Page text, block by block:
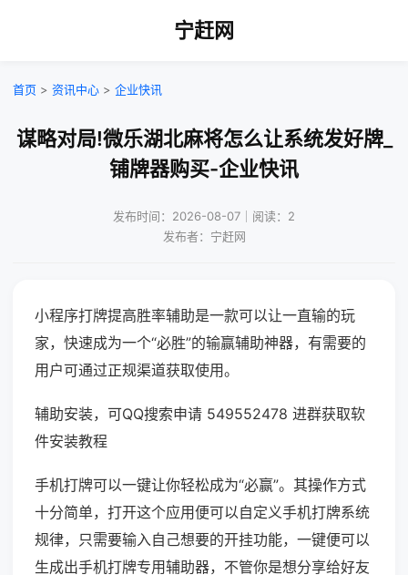
宁赶网
首页 > 资讯中心 > 企业快讯
谋略对局!微乐湖北麻将怎么让系统发好牌_
铺牌器购买-企业快讯
发布时间：2026-08-07｜阅读：2
发布者：宁赶网
小程序打牌提高胜率辅助是一款可以让一直输的玩
家，快速成为一个“必胜”的输赢辅助神器，有需要的
用户可通过正规渠道获取使用。
辅助安装，可QQ搜索申请 549552478 进群获取软
件安装教程
手机打牌可以一键让你轻松成为“必赢”。其操作方式
十分简单，打开这个应用便可以自定义手机打牌系统
规律，只需要输入自己想要的开挂功能，一键便可以
生成出手机打牌专用辅助器，不管你是想分享给好友